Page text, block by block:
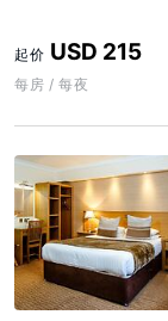
起价 USD 215
每房 / 每夜